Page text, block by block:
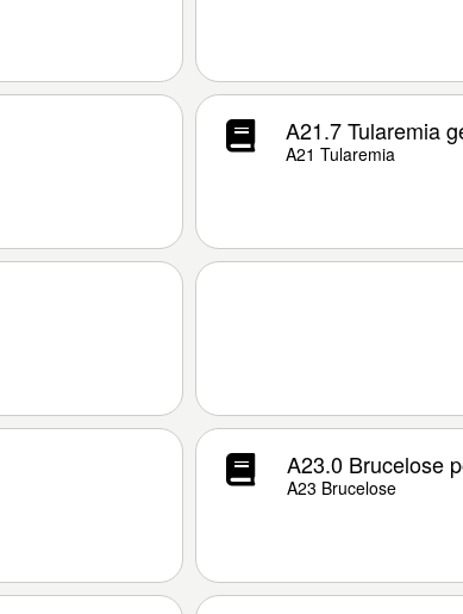
A21.7 Tularemia
A21 Tularemia
A23.0 Brucelose
A23 Brucelose